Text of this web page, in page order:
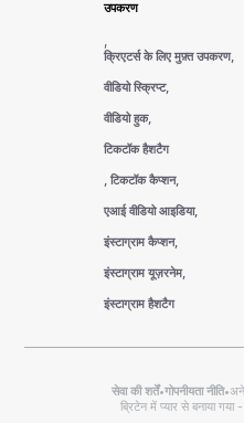
उपकरण
,
क्रिएटर्स के लिए मुफ़्त उपकरण,
वीडियो स्क्रिप्ट,
वीडियो हुक,
टिकटॉक हैशटैग
, टिकटॉक कैप्शन,
एआई वीडियो आइडिया,
इंस्टाग्राम कैप्शन,
इंस्टाग्राम यूज़रनेम,
इंस्टाग्राम हैशटैग
सेवा की शर्तें•गोपनीयता नीति•
ब्रिटेन में प्यार से बनाया